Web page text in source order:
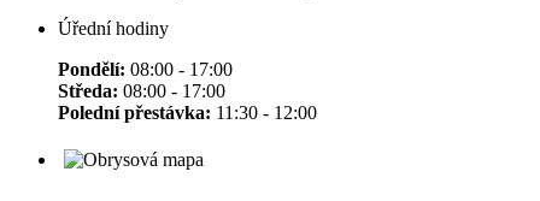
Úřední hodiny
Pondělí: 08:00 - 17:00
Středa: 08:00 - 17:00
Polední přestávka: 11:30 - 12:00